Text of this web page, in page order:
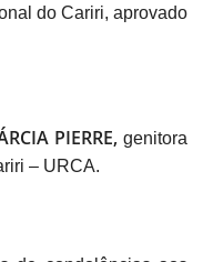
do Cariri, aprovado
PIERRE, genitora
– URCA.